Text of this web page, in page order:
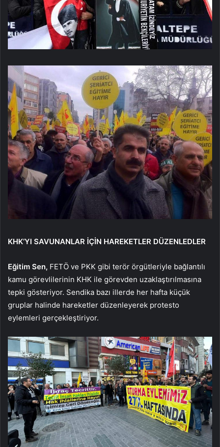
KHK’YI SAVUNANLAR İÇİN HAREKETLER DÜZENLEDLER
Eğitim Sen, FETÖ ve PKK gibi terör örgütleriyle bağlantılı
kamu görevlilerinin KHK ile görevden uzaklaştırılmasına
tepki gösteriyor. Sendika bazı illerde her hafta küçük
gruplar halinde hareketler düzenleyerek protesto
eylemleri gerçekleştiriyor.